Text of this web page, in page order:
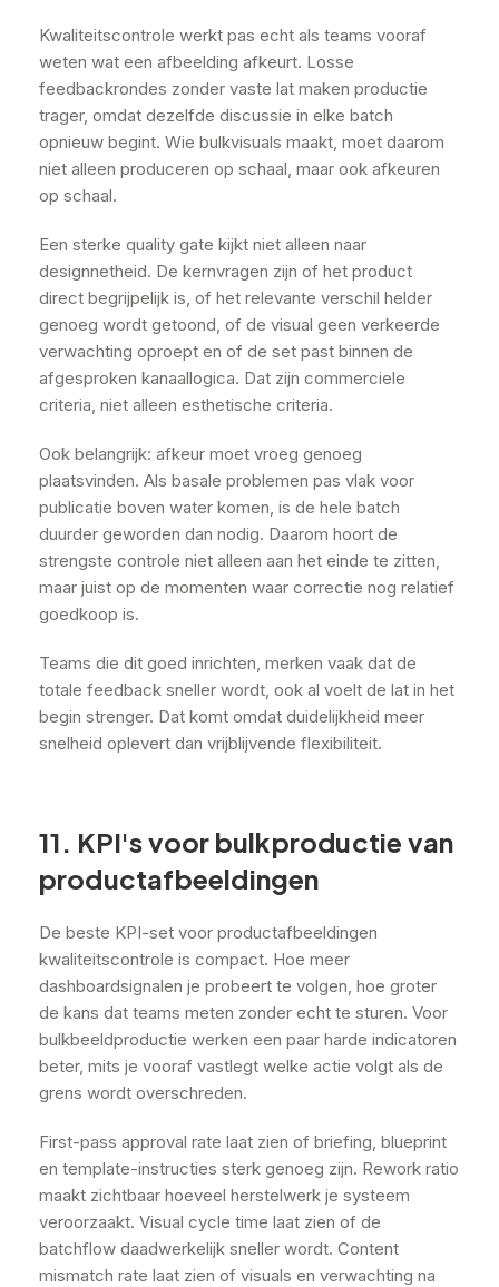
Kwaliteitscontrole werkt pas echt als teams vooraf
weten wat een afbeelding afkeurt. Losse
feedbackrondes zonder vaste lat maken productie
trager, omdat dezelfde discussie in elke batch
opnieuw begint. Wie bulkvisuals maakt, moet daarom
niet alleen produceren op schaal, maar ook afkeuren
op schaal.
Een sterke quality gate kijkt niet alleen naar
designnetheid. De kernvragen zijn of het product
direct begrijpelijk is, of het relevante verschil helder
genoeg wordt getoond, of de visual geen verkeerde
verwachting oproept en of de set past binnen de
afgesproken kanaallogica. Dat zijn commerciele
criteria, niet alleen esthetische criteria.
Ook belangrijk: afkeur moet vroeg genoeg
plaatsvinden. Als basale problemen pas vlak voor
publicatie boven water komen, is de hele batch
duurder geworden dan nodig. Daarom hoort de
strengste controle niet alleen aan het einde te zitten,
maar juist op de momenten waar correctie nog relatief
goedkoop is.
Teams die dit goed inrichten, merken vaak dat de
totale feedback sneller wordt, ook al voelt de lat in het
begin strenger. Dat komt omdat duidelijkheid meer
snelheid oplevert dan vrijblijvende flexibiliteit.
11. KPI's voor bulkproductie van
productafbeeldingen
De beste KPI-set voor productafbeeldingen
kwaliteitscontrole is compact. Hoe meer
dashboardsignalen je probeert te volgen, hoe groter
de kans dat teams meten zonder echt te sturen. Voor
bulkbeeldproductie werken een paar harde indicatoren
beter, mits je vooraf vastlegt welke actie volgt als de
grens wordt overschreden.
First-pass approval rate laat zien of briefing, blueprint
en template-instructies sterk genoeg zijn. Rework ratio
maakt zichtbaar hoeveel herstelwerk je systeem
veroorzaakt. Visual cycle time laat zien of de
batchflow daadwerkelijk sneller wordt. Content
mismatch rate laat zien of visuals en verwachting na